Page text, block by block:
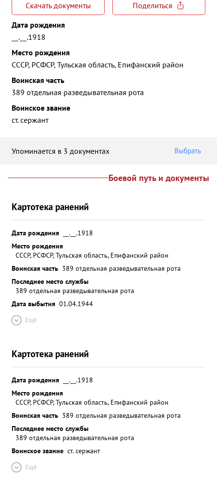
Скачать документы
Поделиться
Дата рождения
__.__.1918
Место рождения
СССР, РСФСР, Тульская область, Епифанский район
Воинская часть
389 отдельная разведывательная рота
Воинское звание
ст. сержант
Упоминается в 3 документах Выбрать
Боевой путь и документы
Картотека ранений
Дата рождения
__.__.1918
Место рождения
СССР, РСФСР, Тульская область, Епифанский район
Воинская часть 389 отдельная разведывательная рота
Последнее место службы
389 отдельная разведывательная рота
Дата выбытия 01.04.1944
Ещё
Картотека ранений
Дата рождения
__.__.1918
Место рождения
СССР, РСФСР, Тульская область, Епифанский район
Воинская часть 389 отдельная разведывательная рота
Последнее место службы
389 отдельная разведывательная рота
Воинское звание ст. сержант
Ещё